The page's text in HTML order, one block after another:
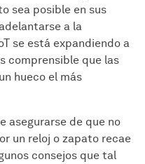
sea posible en sus
a la
se está expandiendo a
comprensible que las
hueco el más
asegurarse de que no
un reloj o zapato recae
consejos que tal